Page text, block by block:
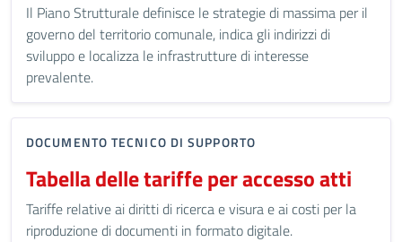
Il Piano Strutturale definisce le strategie di massima per il
governo del territorio comunale, indica gli indirizzi di
sviluppo e localizza le infrastrutture di interesse
prevalente.
DOCUMENTO TECNICO DI SUPPORTO
Tabella delle tariffe per accesso atti
Tariffe relative ai diritti di ricerca e visura e ai costi per la
riproduzione di documenti in formato digitale.